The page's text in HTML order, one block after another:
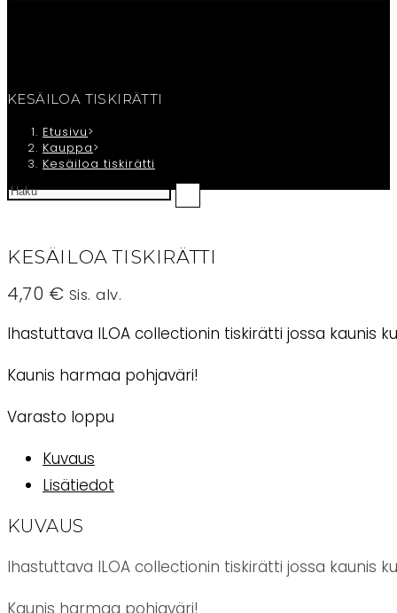
CAFE SAMMI
OSTOSKORI
KESÄILOA TISKIRÄTTI
Etusivu>
Kauppa>
Kesäiloa tiskirätti
KESÄILOA TISKIRÄTTI
4,70 € Sis. alv.
Ihastuttava ILOA collectionin tiskirätti jossa kaunis
Kaunis harmaa pohjaväri!
Varasto loppu
Kuvaus
Lisätiedot
KUVAUS
Ihastuttava ILOA collectionin tiskirätti jossa kaunis